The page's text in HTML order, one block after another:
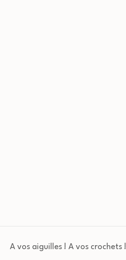
A vos aiguilles ! A vos crochets !